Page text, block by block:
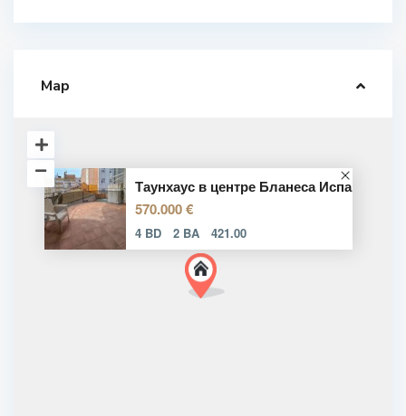
Map
Таунхаус в центре Бланеса Испа
570.000 €
4 BD 2 BA 421.00